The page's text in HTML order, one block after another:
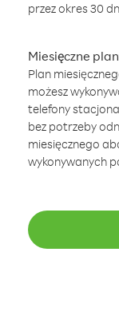
przez okres 30
Miesięczne
Plan
możesz
telefony
bez potrzeby
miesięcznego
wykonywanych